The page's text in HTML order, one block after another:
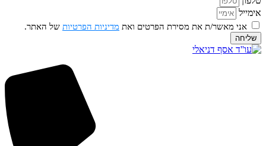
אימייל
אני מאשר/ת את מסירת הפרטים ואת מדיניות הפרטיות של האתר.
שליחה